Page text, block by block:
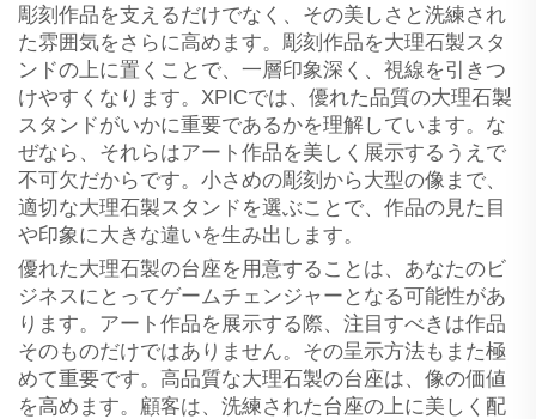
彫刻作品を支えるだけでなく、その美しさと洗練され
た雰囲気をさらに高めます。彫刻作品を大理石製スタ
ンドの上に置くことで、一層印象深く、視線を引きつ
けやすくなります。XPICでは、優れた品質の大理石製
スタンドがいかに重要であるかを理解しています。な
ぜなら、それらはアート作品を美しく展示するうえで
不可欠だからです。小さめの彫刻から大型の像まで、
適切な大理石製スタンドを選ぶことで、作品の見た目
や印象に大きな違いを生み出します。
優れた大理石製の台座を用意することは、あなたのビ
ジネスにとってゲームチェンジャーとなる可能性があ
ります。アート作品を展示する際、注目すべきは作品
そのものだけではありません。その呈示方法もまた極
めて重要です。高品質な大理石製の台座は、像の価値
を高めます。顧客は、洗練された台座の上に美しく配